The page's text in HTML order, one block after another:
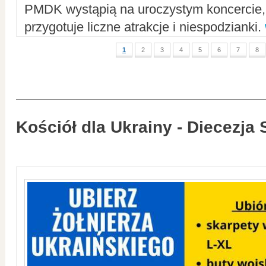
PMDK wystąpią na uroczystym
przygotuje liczne atrakcje i niespodzianki.
1 2 3 4 5 6 7 8
Kościół dla Ukrainy - Diecezja